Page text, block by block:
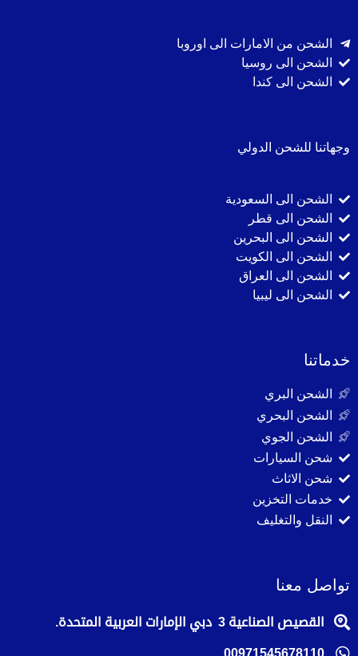
الشحن من الامارات الى اوروبا
الشحن الى روسيا
الشحن الى كندا
وجهاتنا للشحن الدولي
الشحن الى السعودية
الشحن الى قطر
الشحن الى البحرين
الشحن الى الكويت
الشحن الى العراق
الشحن الى ليبيا
خدماتنا
الشحن البري
الشحن البحري
الشحن الجوي
شحن السيارات
شحن الاثاث
خدمات التخزين
النقل والتغليف
تواصل معنا
القصيص الصناعية 3 دبي الإمارات العربية المتحدة.
00971545678110